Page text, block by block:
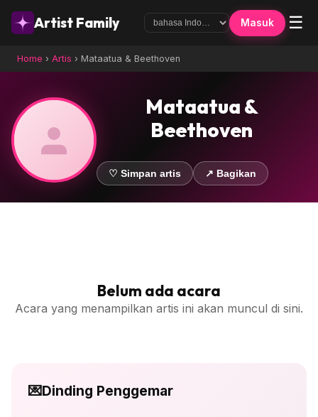
Artist Family Masuk ☰
Home › Artis › Mataatua & Beethoven
Mataatua &
Beethoven
♡ Simpan artis ↗ Bagikan
Belum ada acara
Acara yang menampilkan artis ini akan muncul di sini.
💌Dinding Penggemar